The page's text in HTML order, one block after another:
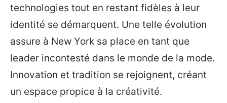
technologies tout en restant fidèles à leur
identité se démarquent. Une telle évolution
assure à New York sa place en tant que
leader incontesté dans le monde de la mode.
Innovation et tradition se rejoignent, créant
un espace propice à la créativité.